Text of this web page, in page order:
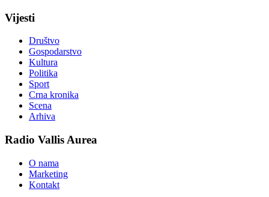
Vijesti
Društvo
Gospodarstvo
Kultura
Politika
Sport
Crna kronika
Scena
Arhiva
Radio Vallis Aurea
O nama
Marketing
Kontakt